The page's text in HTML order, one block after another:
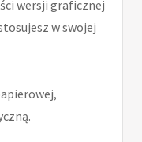
wersji graficznej
w swojej